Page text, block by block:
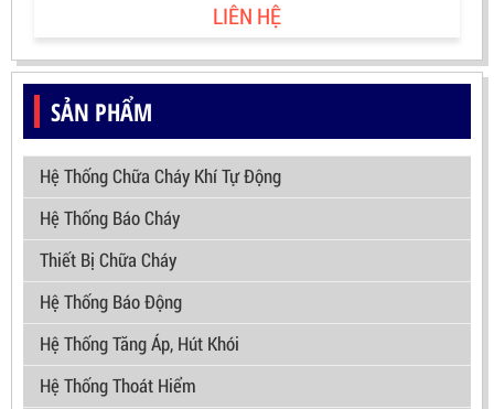
SẢN PHẨM
Hệ Thống Chữa Cháy Khí Tự Động
Hệ Thống Báo Cháy
Thiết Bị Chữa Cháy
Hệ Thống Báo Động
Hệ Thống Tăng Áp, Hút Khói
Hệ Thống Thoát Hiểm
LIÊN HỆ